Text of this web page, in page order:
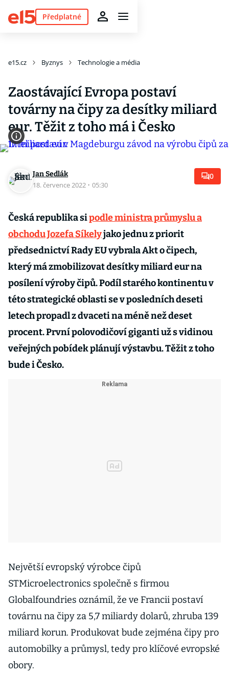
Předplatné
e15.cz Byznys Technologie a média
Zaostávající Evropa postaví
továrny na čipy za desítky miliard
eur. Těžit z toho má i Česko
Jan Sedlák
18. července 2022 · 05:30
0
Česká republika sipodle ministra průmyslu a
obchodu Jozefa Síkelyjako jednu z priorit
předsednictví Rady EU vybrala Akt o čipech,
který má zmobilizovat desítky miliard eur na
posílení výroby čipů. Podíl starého kontinentu v
této strategické oblasti se v posledních deseti
letech propadl z dvaceti na méně než deset
procent. První polovodičoví giganti už s vidinou
veřejných pobídek plánují výstavbu. Těžit z toho
bude i Česko.
Největší evropský výrobce čipů
STMicroelectronics společně s firmou
Globalfoundries oznámil, že ve Francii postaví
továrnu na čipy za 5,7 miliardy dolarů, zhruba 139
miliard korun. Produkovat bude zejména čipy pro
automobilky a průmysl, tedy pro klíčové evropské
obory.